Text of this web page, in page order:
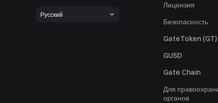
Русский
Лицензия
Безопасность
GateToken (GT)
GUSD
Gate Chain
Для
органов